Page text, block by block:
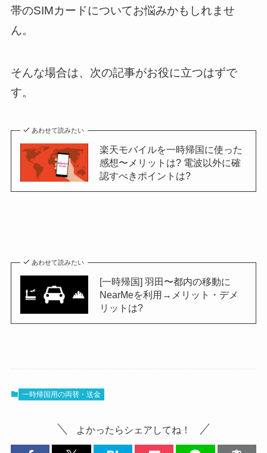
帯のSIMカードについてお悩みかもしれませ
ん。
そんな場合は、次の記事がお役に立つはずで
す。
あわせて読みたい
楽天モバイルを一時帰国に使った
感想〜メリットは? 電波以外に確
認すべきポイントは?
あわせて読みたい
[一時帰国] 羽田〜都内の移動に
NearMeを利用→メリット・デメ
リットは?
一時帰国用の両替・送金
よかったらシェアしてね！